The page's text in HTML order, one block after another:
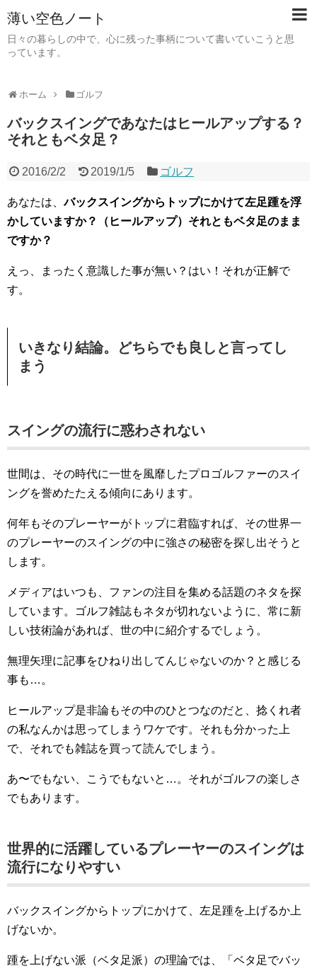
薄い空色ノート
日々の暮らしの中で、心に残った事柄について書いていこうと思
っています。
ホーム ゴルフ
バックスイングであなたはヒールアップする？
それともベタ足？
2016/2/2 2019/1/5 ゴルフ
あなたは、バックスイングからトップにかけて左足踵を浮
かしていますか？（ヒールアップ）それともベタ足のまま
ですか？
えっ、まったく意識した事が無い？はい！それが正解で
す。
いきなり結論。どちらでも良しと言ってし
まう
スイングの流行に惑わされない
世間は、その時代に一世を風靡したプロゴルファーのスイ
ングを誉めたたえる傾向にあります。
何年もそのプレーヤーがトップに君臨すれば、その世界一
のプレーヤーのスイングの中に強さの秘密を探し出そうと
します。
メディアはいつも、ファンの注目を集める話題のネタを探
しています。ゴルフ雑誌もネタが切れないように、常に新
しい技術論があれば、世の中に紹介するでしょう。
無理矢理に記事をひねり出してんじゃないのか？と感じる
事も…。
ヒールアップ是非論もその中のひとつなのだと、捻くれ者
の私なんかは思ってしまうワケです。それも分かった上
で、それでも雑誌を買って読んでしまう。
あ〜でもない、こうでもないと…。それがゴルフの楽しさ
でもあります。
世界的に活躍しているプレーヤーのスイングは
流行になりやすい
バックスイングからトップにかけて、左足踵を上げるか上
げないか。
踵を上げない派（ベタ足派）の理論では、「ベタ足でバッ